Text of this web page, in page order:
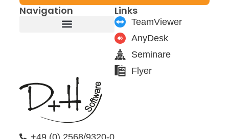
+49 (0) 2568/9320-0
Navigation Links
TeamViewer
AnyDesk
Seminare
Flyer